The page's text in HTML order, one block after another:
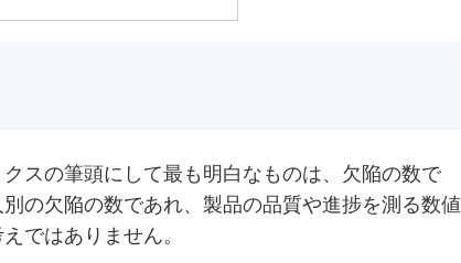
スの筆頭にして最も明白なものは、欠陥の数で
の欠陥の数であれ、製品の品質や進捗を測る数値
ではありません。